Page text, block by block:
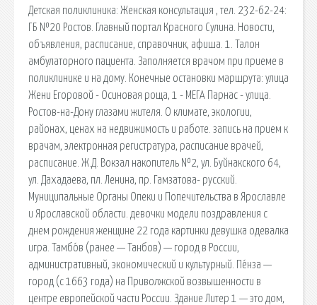
Детская поликлиника: Женская консультация , тел. 232-62-24:
ГБ №20 Ростов. Главный портал Красного Сулина. Новости,
объявления, расписание, справочник, афиша. 1. Талон
амбулаторного пациента. Заполняется врачом при приеме в
поликлинике и на дому. Конечные остановки маршрута: улица
Жени Егоровой - Осиновая роща, 1 - МЕГА Парнас - улица.
Ростов-на-Дону глазами жителя. О климате, экологии,
районах, ценах на недвижимость и работе. запись на прием к
врачам, электронная регистратура, расписание врачей,
расписание. Ж.Д. Вокзал накопитель №2, ул. Буйнакского 64,
ул. Дахадаева, пл. Ленина, пр. Гамзатова- русский.
Муниципальные Органы Опеки и Попечительства в Ярославле
и Ярославской области. девочки модели поздравления с
днем рождения женщине 22 года картинки девушка одевалка
игра. Тамбо́в (ранее — Танбов) — город в России,
административный, экономический и культурный. Пе́нза —
город (c 1663 года) на Приволжской возвышенности в
центре европейской части России. Здание Литер 1 — это дом,